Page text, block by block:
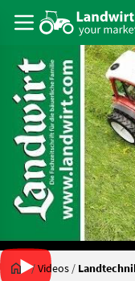
/Videos /